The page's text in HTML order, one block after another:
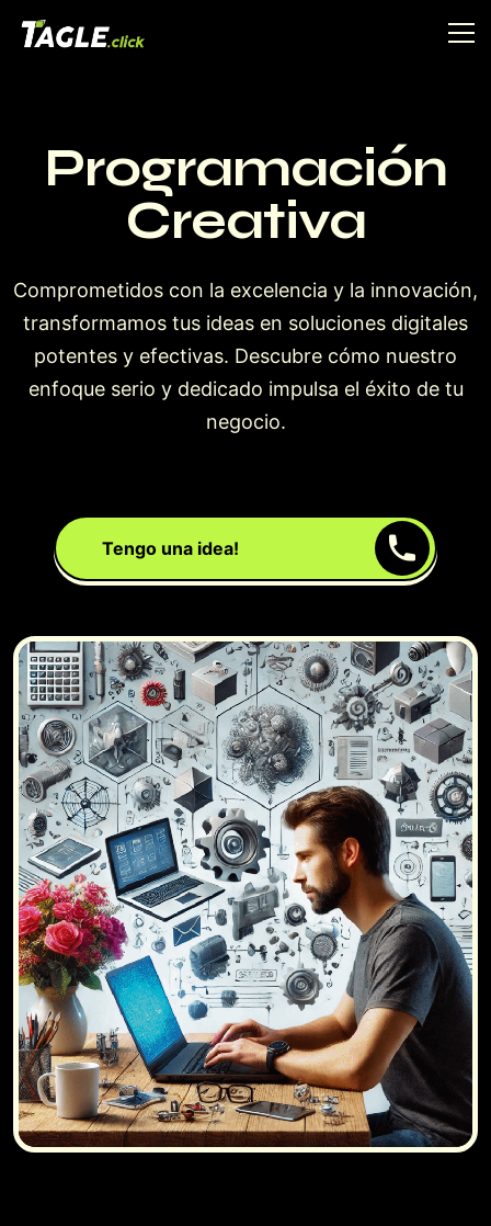
Programación
Creativa
Comprometidos con la excelencia y la innovación,
transformamos tus ideas en soluciones digitales
potentes y efectivas. Descubre cómo nuestro
enfoque serio y dedicado impulsa el éxito de tu
negocio.
Tengo una idea!